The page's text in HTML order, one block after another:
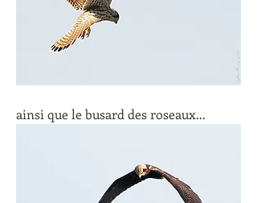
ainsi que le busard des roseaux...